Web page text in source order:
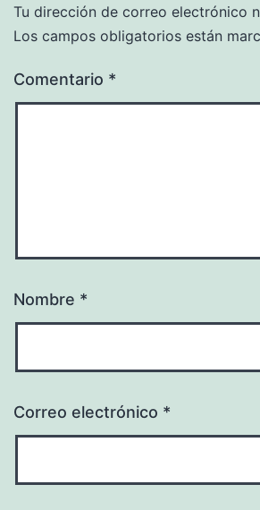
Tu dirección de correo electrónico
Los campos obligatorios están
Comentario *
Nombre *
Correo electrónico *